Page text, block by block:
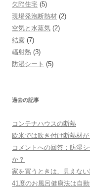
欠陥住宅 (5)
現場発泡断熱材 (2)
空気と水蒸気 (2)
結露 (7)
輻射熱 (3)
防湿シート (5)
過去の記事
コンテナハウスの断熱
欧米では吹き付け断熱材
コメントへの回答：防湿
か？
家を買うときは、見えな
41度のお風呂健康法は自